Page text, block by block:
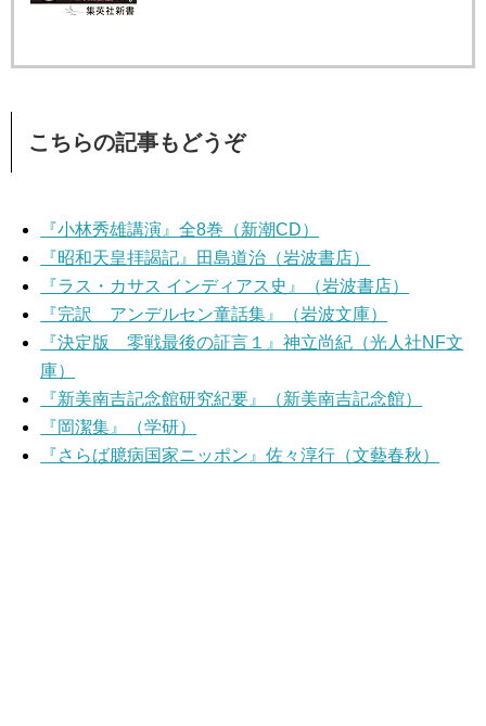
こちらの記事もどうぞ
『小林秀雄講演』全8巻（新潮CD）
『昭和天皇拝謁記』田島道治（岩波書店）
『ラス・カサス インディアス史』（岩波書店）
『完訳 アンデルセン童話集』（岩波文庫）
『決定版 零戦最後の証言１』神立尚紀（光人社NF文
庫）
『新美南吉記念館研究紀要』（新美南吉記念館）
『岡潔集』（学研）
『さらば臆病国家ニッポン』佐々淳行（文藝春秋）